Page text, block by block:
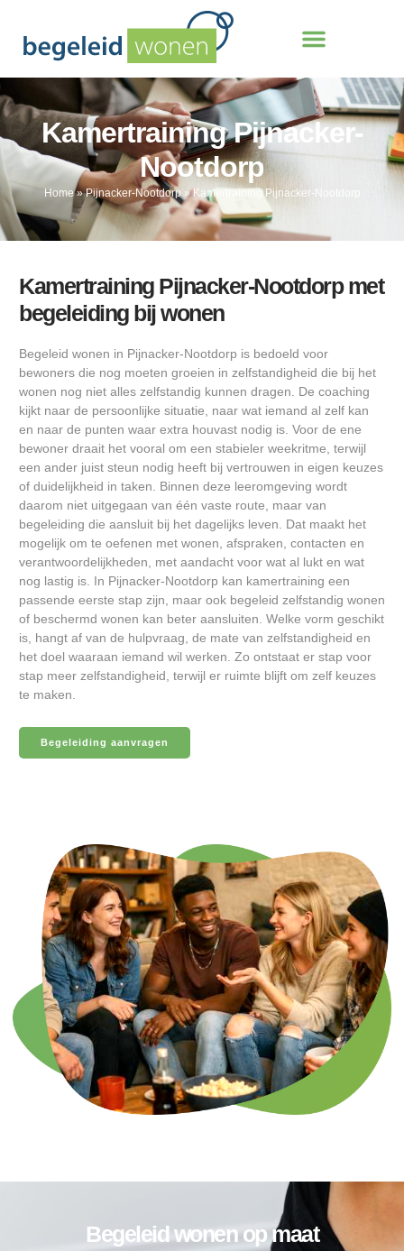
Kamertraining Pijnacker-
Nootdorp
Home»Pijnacker-Nootdorp»Kamertraining Pijnacker-Nootdorp
Kamertraining Pijnacker-Nootdorp met
begeleiding bij wonen
Begeleid wonen in Pijnacker-Nootdorp is bedoeld voor
bewoners die nog moeten groeien in zelfstandigheid die bij het
wonen nog niet alles zelfstandig kunnen dragen. De coaching
kijkt naar de persoonlijke situatie, naar wat iemand al zelf kan
en naar de punten waar extra houvast nodig is. Voor de ene
bewoner draait het vooral om een stabieler weekritme, terwijl
een ander juist steun nodig heeft bij vertrouwen in eigen keuzes
of duidelijkheid in taken. Binnen deze leeromgeving wordt
daarom niet uitgegaan van één vaste route, maar van
begeleiding die aansluit bij het dagelijks leven. Dat maakt het
mogelijk om te oefenen met wonen, afspraken, contacten en
verantwoordelijkheden, met aandacht voor wat al lukt en wat
nog lastig is. In Pijnacker-Nootdorp kan kamertraining een
passende eerste stap zijn, maar ook begeleid zelfstandig wonen
of beschermd wonen kan beter aansluiten. Welke vorm geschikt
is, hangt af van de hulpvraag, de mate van zelfstandigheid en
het doel waaraan iemand wil werken. Zo ontstaat er stap voor
stap meer zelfstandigheid, terwijl er ruimte blijft om zelf keuzes
te maken.
Begeleiding aanvragen
Begeleid wonen op maat